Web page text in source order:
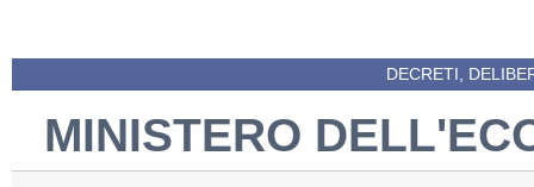
DECRETI,
MINISTERO